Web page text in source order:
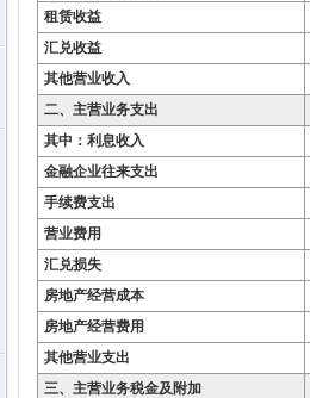
租赁收益
汇兑收益
其他营业收入
二、主营业务支出
其中：利息收入
金融企业往来支出
手续费支出
营业费用
汇兑损失
房地产经营成本
房地产经营费用
其他营业支出
三、主营业务税金及附加